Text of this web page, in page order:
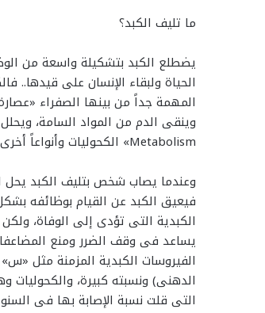
ما تليف الكبد؟
يضطلع الكبد بتشكيلة واسعة من
الحياة ولبقاء الإنسان على قيدها..
المهمة جداً من بينها الصفراء
وينقى الدم من المواد السامة،
Metabolism» الكحوليات وأنواعاً أخرى عديدة من السموم.
وعندما يصاب شخص بتليف الكبد يحل
فيعيق الكبد عن القيام بوظائفه
الكبدية التى تؤدى إلى الوفاة،
يساعد فى وقف الضرر ومنع
الفيروسات الكبدية المزمنة مثل
الدهنى) ونسبته كبيرة، والكحوليات
التى قلت نسبة الإصابة بها فى